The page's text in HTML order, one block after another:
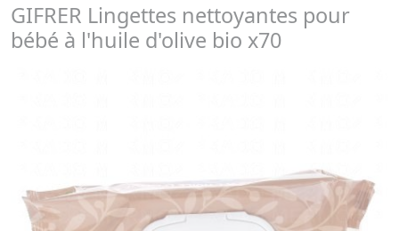
GIFRER Lingettes nettoyantes pour
bébé à l'huile d'olive bio x70